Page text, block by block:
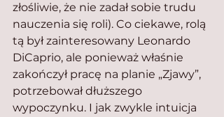
złośliwie, że nie zadał sobie trudu
nauczenia się roli). Co ciekawe, rolą
tą był zainteresowany Leonardo
DiCaprio, ale ponieważ właśnie
zakończył pracę na planie „Zjawy”,
potrzebował dłuższego
wypoczynku. I jak zwykle intuicja